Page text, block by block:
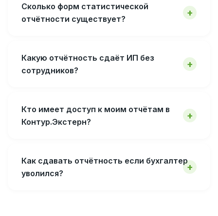
Сколько форм статистической
отчётности существует?
Какую отчётность сдаёт ИП без
сотрудников?
Кто имеет доступ к моим отчётам в
Контур.Экстерн?
Как сдавать отчётность если бухгалтер
уволился?